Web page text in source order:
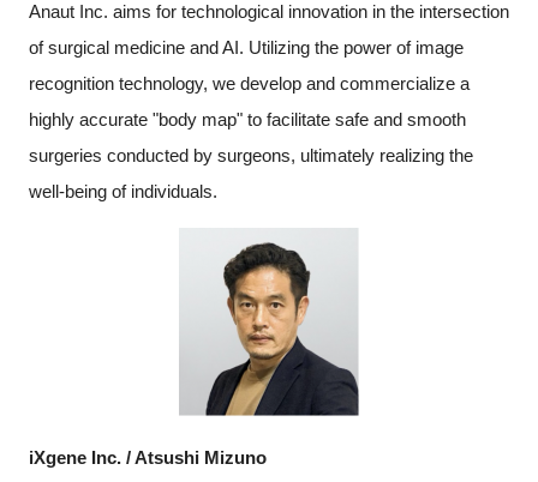
Anaut Inc. aims for technological innovation in the intersection
of surgical medicine and AI. Utilizing the power of image
recognition technology, we develop and commercialize a
highly accurate "body map" to facilitate safe and smooth
surgeries conducted by surgeons, ultimately realizing the
well-being of individuals.
iXgene Inc. / Atsushi Mizuno